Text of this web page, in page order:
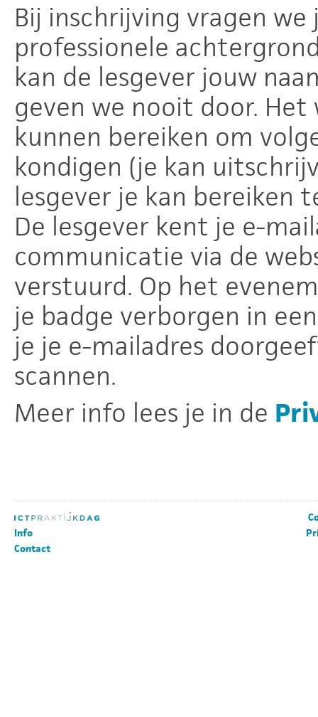
Bij inschrijving vragen
professionele
kan de lesgever jouw
geven we nooit door.
kunnen bereiken om
kondigen (je kan
lesgever je kan bereiken
De lesgever kent je e-
communicatie via de
verstuurd. Op het
je badge verborgen in
je je e-mailadres
scannen.
Meer info lees je in de
Info
Contact